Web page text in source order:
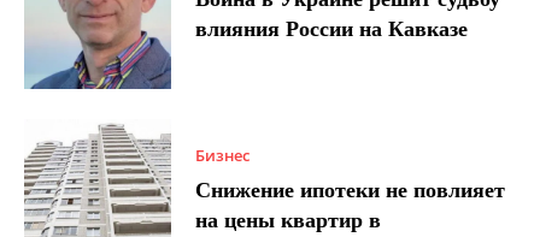
влияния России на Кавказе
Бизнес
Снижение ипотеки не повлияет
на цены квартир в